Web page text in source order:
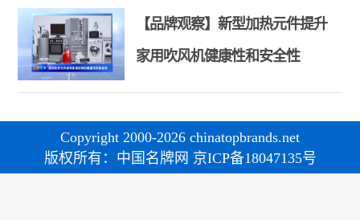
【品牌观察】新型加热元件提升
家用吹风机健康性和安全性
Copyright 2000-2026 chinatopbrands.net
版权所有：中国名牌网 京ICP备18047135号